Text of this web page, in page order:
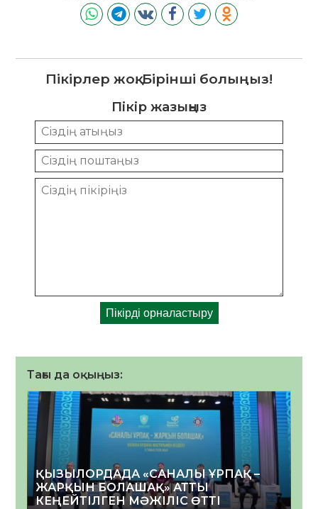
Пікірлер жоқ. Бірінші болыңыз!
Пікір жазыңыз
Тағы да оқыңыз:
ҚЫЗЫЛОРДАДА «САНАЛЫ ҰРПАҚ –
ЖАРҚЫН БОЛАШАҚ» АТТЫ
КЕҢЕЙТІЛГЕН МӘЖІЛІС ӨТТІ